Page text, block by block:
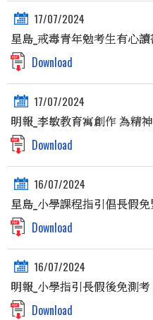
17/07/2024
星島_戒毒青年勉考生有心
Download
17/07/2024
明報_李敏教育寓創作 為精
Download
16/07/2024
星島_小學課程指引倡長假
Download
16/07/2024
明報_小學指引長假後免測
Download